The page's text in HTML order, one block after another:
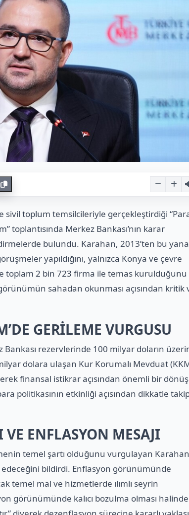
sivil toplum temsilcileriyle gerçekleştirdiği
toplantısında Merkez Bankası’nın karar
bulundu. Karahan, 2013’ten bu yana
yapıldığını, yalnızca Konya ve çevre
toplam 2 bin 723 firma ile temas kurulduğunu
sahadan okunması açısından kritik
GERİLEME VURGUSU
rezervlerinde 100 milyar doların
dolara ulaşan Kur Korumalı Mevduat
finansal istikrar açısından önemli bir
politikasının etkinliği açısından dikkatle
ENFLASYON MESAJI
temel şartı olduğunu vurgulayan
edeceğini bildirdi. Enflasyon görünümünde
temel mal ve hizmetlerde ılımlı seyrin
görünümünde kalıcı bozulma olması halinde